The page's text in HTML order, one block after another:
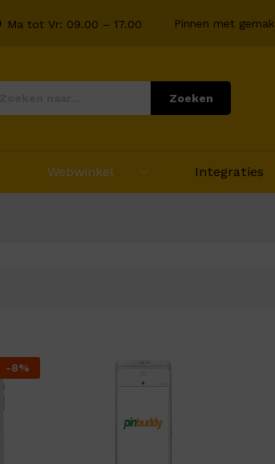
Ma tot Vr: 09.00 – 17.00 Pinnen met gemak
Zoeken
Webwinkel Integraties
-8%